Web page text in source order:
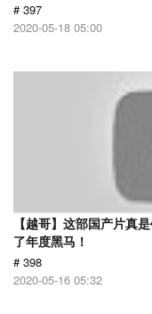
# 397
2020-05-18 05:00
【越哥】这部国产片真
了年度黑马！
# 398
2020-05-16 05:32